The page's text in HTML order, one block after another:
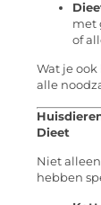
met
of
Wat je ook
alle
Dieet
Niet
hebben